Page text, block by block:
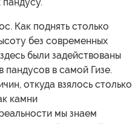
пандусу.
Как поднять столько
без современных
были задействованы
пандусов в самой Гизе.
откуда взялось столько
камни
мы знаем